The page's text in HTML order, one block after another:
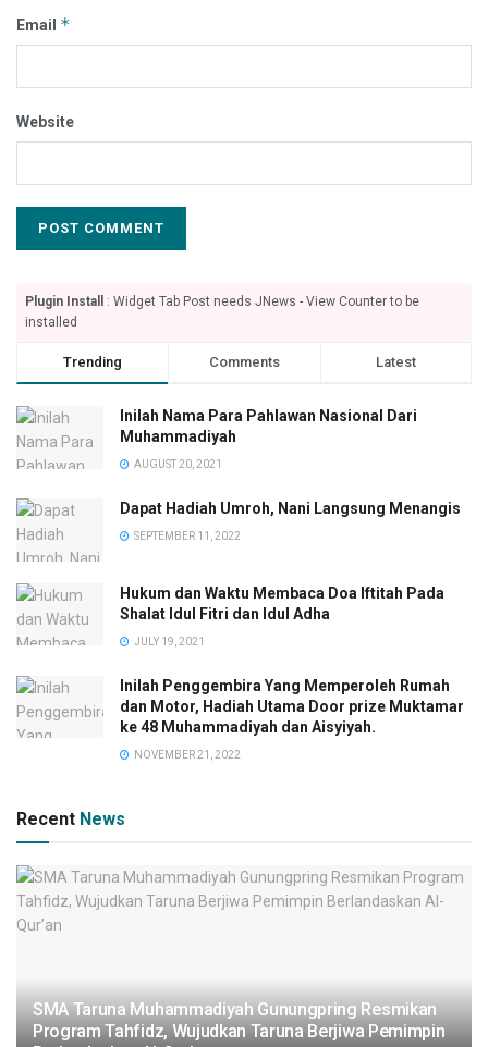
Email *
Website
Plugin Install
: Widget Tab Post needs JNews - View Counter to be
installed
Trending Comments Latest
Inilah Nama Para Pahlawan Nasional Dari
Muhammadiyah
AUGUST 20, 2021
Dapat Hadiah Umroh, Nani Langsung Menangis
SEPTEMBER 11, 2022
Hukum dan Waktu Membaca Doa Iftitah Pada
Shalat Idul Fitri dan Idul Adha
JULY 19, 2021
Inilah Penggembira Yang Memperoleh Rumah
dan Motor, Hadiah Utama Door prize Muktamar
ke 48 Muhammadiyah dan Aisyiyah.
NOVEMBER 21, 2022
Recent News
SMA Taruna Muhammadiyah Gunungpring Resmikan
Program Tahfidz, Wujudkan Taruna Berjiwa Pemimpin